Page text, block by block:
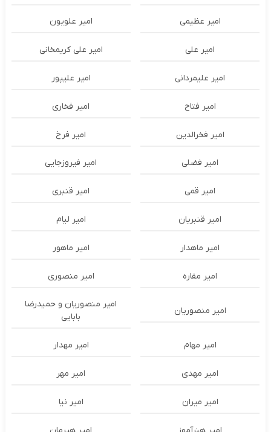
امیر عظیمی امیر علویون
امیر علی امیر علی کریمخانی
امیر علیمردانی امیر علیپور
امیر فتاح امیر فخاری
امیر فخرالدین امیر فرخ
امیر فضلی امیر فیروزجایی
امیر قمی امیر قنبری
امیر قنبریان امیر لیام
امیر ماهدار امیر ماهور
امیر مقاره امیر منصوری
امیر منصوریان
امیر منصوریان و حمیدرضا
بابایی
امیر مهام امیر مهدار
امیر مهدی امیر مهر
امیر میران امیر نیا